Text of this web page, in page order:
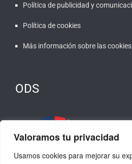
Valoramos tu privacidad
Usamos cookies para mejorar su
Política de publicidad y
Política de cookies
Más información sobre las cookies
ODS